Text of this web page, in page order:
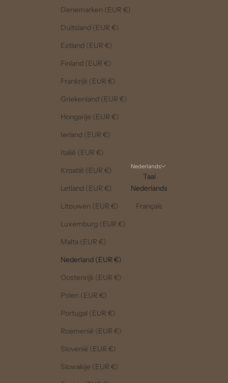
Denemarken (EUR €)
Duitsland (EUR €)
Estland (EUR €)
Finland (EUR €)
Frankrijk (EUR €)
Griekenland (EUR €)
Hongarije (EUR €)
Ierland (EUR €)
Italië (EUR €)
Kroatië (EUR €)
Letland (EUR €)
Litouwen (EUR €)
Luxemburg (EUR €)
Malta (EUR €)
Nederland (EUR €)
Oostenrijk (EUR €)
Polen (EUR €)
Portugal (EUR €)
Roemenië (EUR €)
Slovenië (EUR €)
Slowakije (EUR €)
Nederlands
Taal
Nederlands
Français